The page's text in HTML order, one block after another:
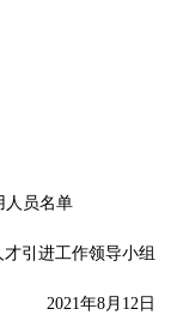
人员名单
引进工作领导小组
2021年8月12日